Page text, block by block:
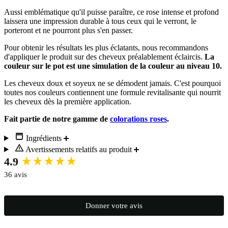
Description
Aussi emblématique qu'il puisse paraître, ce rose intense et profond
laissera une impression durable à tous ceux qui le verront, le
porteront et ne pourront plus s'en passer.
Pour obtenir les résultats les plus éclatants, nous recommandons
d'appliquer le produit sur des cheveux préalablement éclaircis. La
couleur sur le pot est une simulation de la couleur au niveau 10.
Les cheveux doux et soyeux ne se démodent jamais. C'est pourquoi
toutes nos couleurs contiennent une formule revitalisante qui nourrit
les cheveux dès la première application.
Fait partie de notre gamme de colorations roses.
Ingrédients
Avertissements relatifs au produit
4.9
36 avis
Donner votre avis
New content loaded